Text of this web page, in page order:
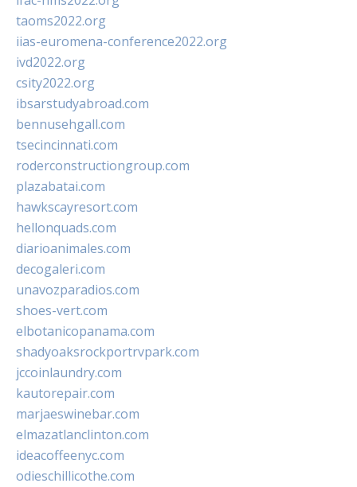
taoms2022.org
iias-euromena-conference2022.org
ivd2022.org
csity2022.org
ibsarstudyabroad.com
bennusehgall.com
tsecincinnati.com
roderconstructiongroup.com
plazabatai.com
hawkscayresort.com
hellonquads.com
diarioanimales.com
decogaleri.com
unavozparadios.com
shoes-vert.com
elbotanicopanama.com
shadyoaksrockportrvpark.com
jccoinlaundry.com
kautorepair.com
marjaeswinebar.com
elmazatlanclinton.com
ideacoffeenyc.com
odieschillicothe.com